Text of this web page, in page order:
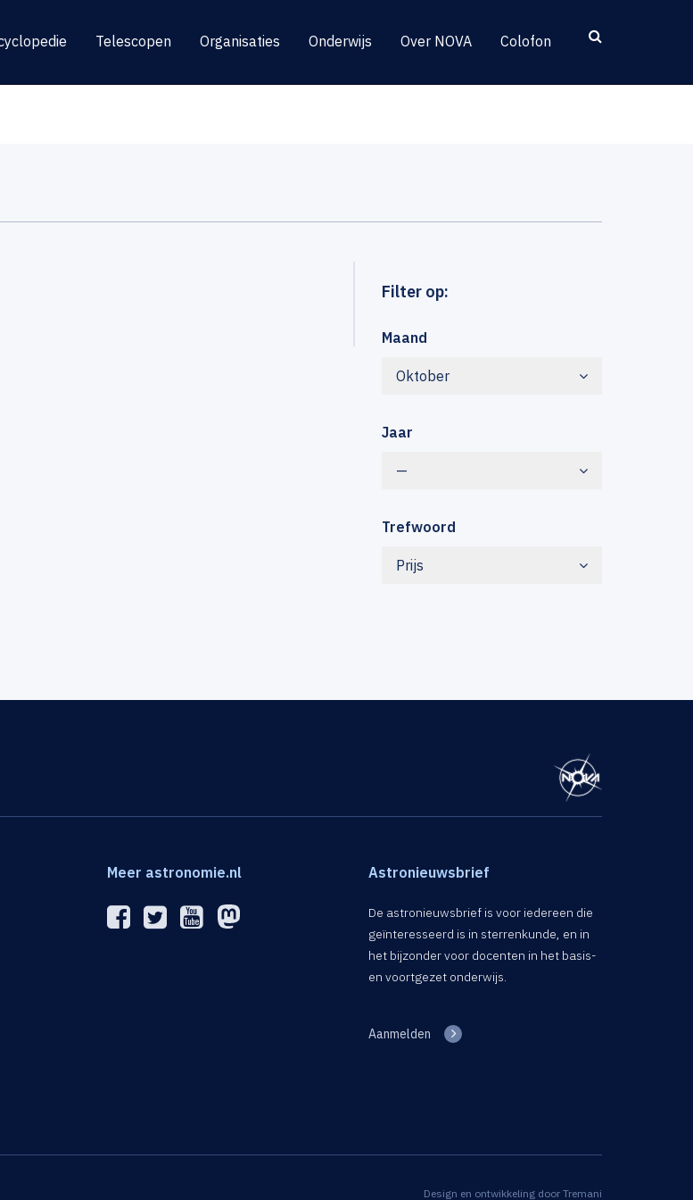
Telescopen Organisaties Onderwijs Over NOVA Colofon
Filter op:
Maand
Oktober
Jaar
—
Trefwoord
Prijs
Meer astronomie.nl Astronieuwsbrief
De astronieuwsbrief is voor iedereen die
geïnteresseerd is in sterrenkunde, en in
het bijzonder voor docenten in het basis-
en voortgezet onderwijs.
Aanmelden
Design en ontwikkeling door Tremani